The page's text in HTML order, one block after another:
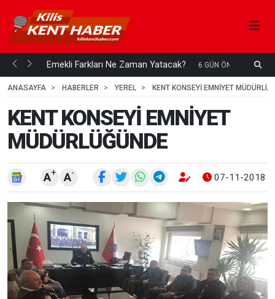
mi... Emekli Farkları Ne Zaman Yatacak? 6 GÜN ÖNCE
ANASAYFA
HABERLER YEREL KENT KONSEYİ EMNİYET
KENT KONSEYİ EMNİYET
MÜDÜRLÜĞÜNDE
A+ A- 07-11-2018